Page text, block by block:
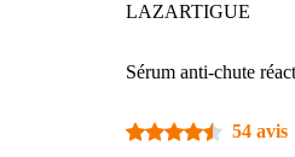
LAZARTIGUE
Sérum anti-chute
54 avis